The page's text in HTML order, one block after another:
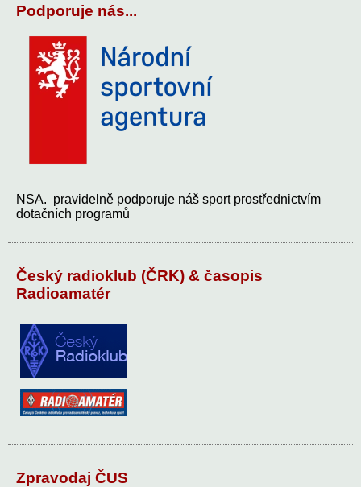
Podporuje nás...
NSA. pravidelně podporuje náš sport prostřednictvím
dotačních programů
Český radioklub (ČRK) & časopis
Radioamatér
Zpravodaj ČUS